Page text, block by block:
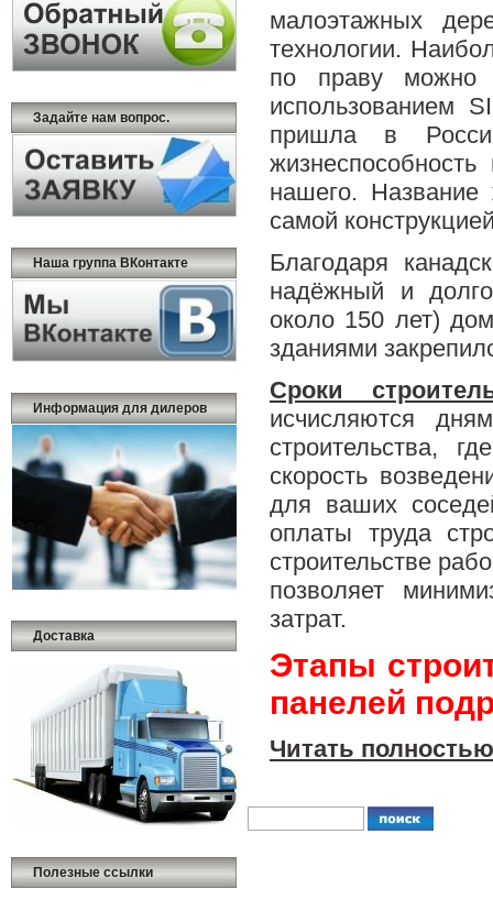
Задайте нам вопрос.
Наша группа ВКонтакте
Информация для дилеров
Доставка
Полезные ссылки
малоэтажных
технологии.
по праву можно
использованием
пришла в
нашего. Название
самой
Благодаря
надёжный и
около 150 лет)
зданиями
Сроки
исчисляются
строительства,
скорость
для ваших
оплаты труда
строительстве
позволяет
затрат.
Этапы
панелей
Читать